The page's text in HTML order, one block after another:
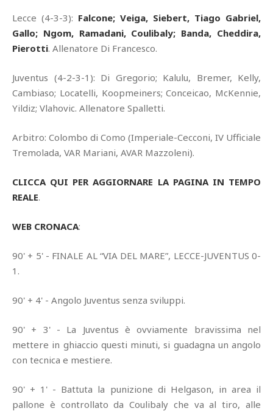
Lecce (4-3-3): Falcone; Veiga, Siebert, Tiago Gabriel,
Gallo; Ngom, Ramadani, Coulibaly; Banda, Cheddira,
Pierotti. Allenatore Di Francesco.
Juventus (4-2-3-1): Di Gregorio; Kalulu, Bremer, Kelly,
Cambiaso; Locatelli, Koopmeiners; Conceicao, McKennie,
Yildiz; Vlahovic. Allenatore Spalletti.
Arbitro: Colombo di Como (Imperiale-Cecconi, IV Ufficiale
Tremolada, VAR Mariani, AVAR Mazzoleni).
CLICCA QUI PER AGGIORNARE LA PAGINA IN TEMPO
REALE.
WEB CRONACA:
90' + 5' - FINALE AL “VIA DEL MARE”, LECCE-JUVENTUS 0-
1.
90' + 4' - Angolo Juventus senza sviluppi.
90' + 3' - La Juventus è ovviamente bravissima nel
mettere in ghiaccio questi minuti, si guadagna un angolo
con tecnica e mestiere.
90' + 1' - Battuta la punizione di Helgason, in area il
pallone è controllato da Coulibaly che va al tiro, alle